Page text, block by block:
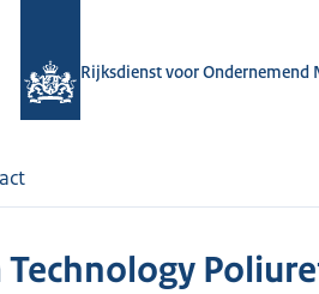
Rijksdienst voor Ondernemend